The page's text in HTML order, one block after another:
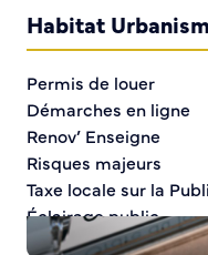
Habitat
Permis de louer
Démarches en ligne
Renov’ Enseigne
Risques majeurs
Taxe locale sur la
Éclairage public
Plan Local